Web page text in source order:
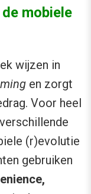
mobiele
wijzen in
en zorgt
Voor heel
(r)evolutie
gebruiken